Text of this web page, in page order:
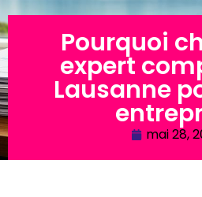
Pourquoi
expert
Lausanne
mai 28,